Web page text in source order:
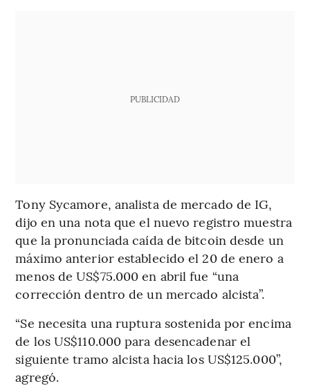
PUBLICIDAD
Tony Sycamore, analista de mercado de IG,
dijo en una nota que el nuevo registro muestra
que la pronunciada caída de bitcoin desde un
máximo anterior establecido el 20 de enero a
menos de US$75.000 en abril fue “una
corrección dentro de un mercado alcista”.
“Se necesita una ruptura sostenida por encima
de los US$110.000 para desencadenar el
siguiente tramo alcista hacia los US$125.000”,
agregó.